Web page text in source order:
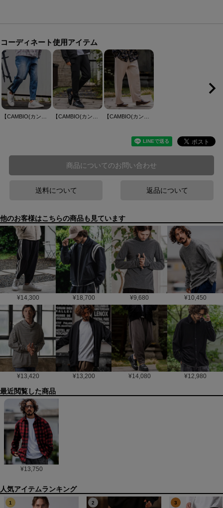
コーディネート使用アイテム
商品についてのお問い合わせ
送料について 返品について
他のお客様はこちらの商品も見ています
¥14,300 ¥18,700 ¥9,680 ¥10,450
¥13,420 ¥13,200 ¥14,080 ¥12,980
最近閲覧した商品
¥13,750
1 2 3